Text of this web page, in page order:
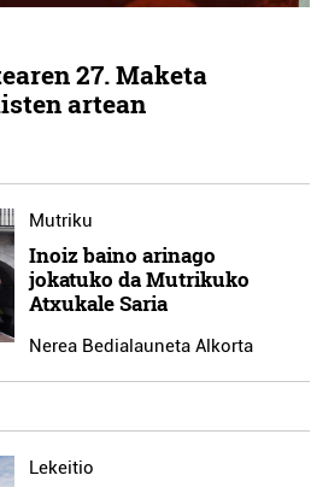
27. Maketa
artean
Mutriku
Inoiz baino arinago
jokatuko da Mutrikuko
Atxukale Saria
Nerea Bedialauneta Alkorta
Lekeitio